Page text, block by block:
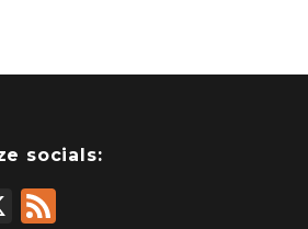
socials:
X